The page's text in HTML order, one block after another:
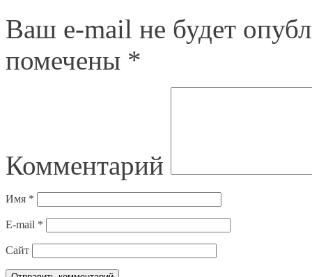
Ваш e-mail не будет
помечены *
Комментарий
Имя *
E-mail *
Сайт